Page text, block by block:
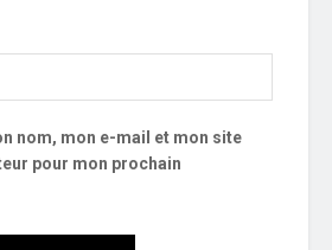
nom, mon e-mail et mon site
pour mon prochain